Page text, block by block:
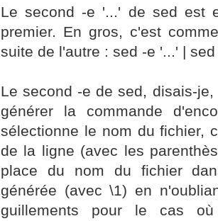
Le second -e '...' de sed est
premier. En gros, c'est
suite de l'autre : sed -e '...' |
Le second -e de sed, disais-
générer la commande
sélectionne le nom du fichier,
de la ligne (avec les
place du nom du fichier
générée (avec \1) en
guillements pour le cas